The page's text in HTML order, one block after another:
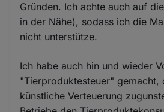
Gründen. Ich achte auch auf
in der Nähe), sodass ich die
nicht unterstütze.
Ich habe auch hin und wieder
"Tierproduktesteuer" gemacht,
künstliche Verteuerung